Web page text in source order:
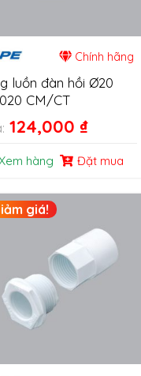
Chính hãng
luồn đàn hồi Ø20
CM/CT
124,000 ₫
hàng Đặt mua
giá!